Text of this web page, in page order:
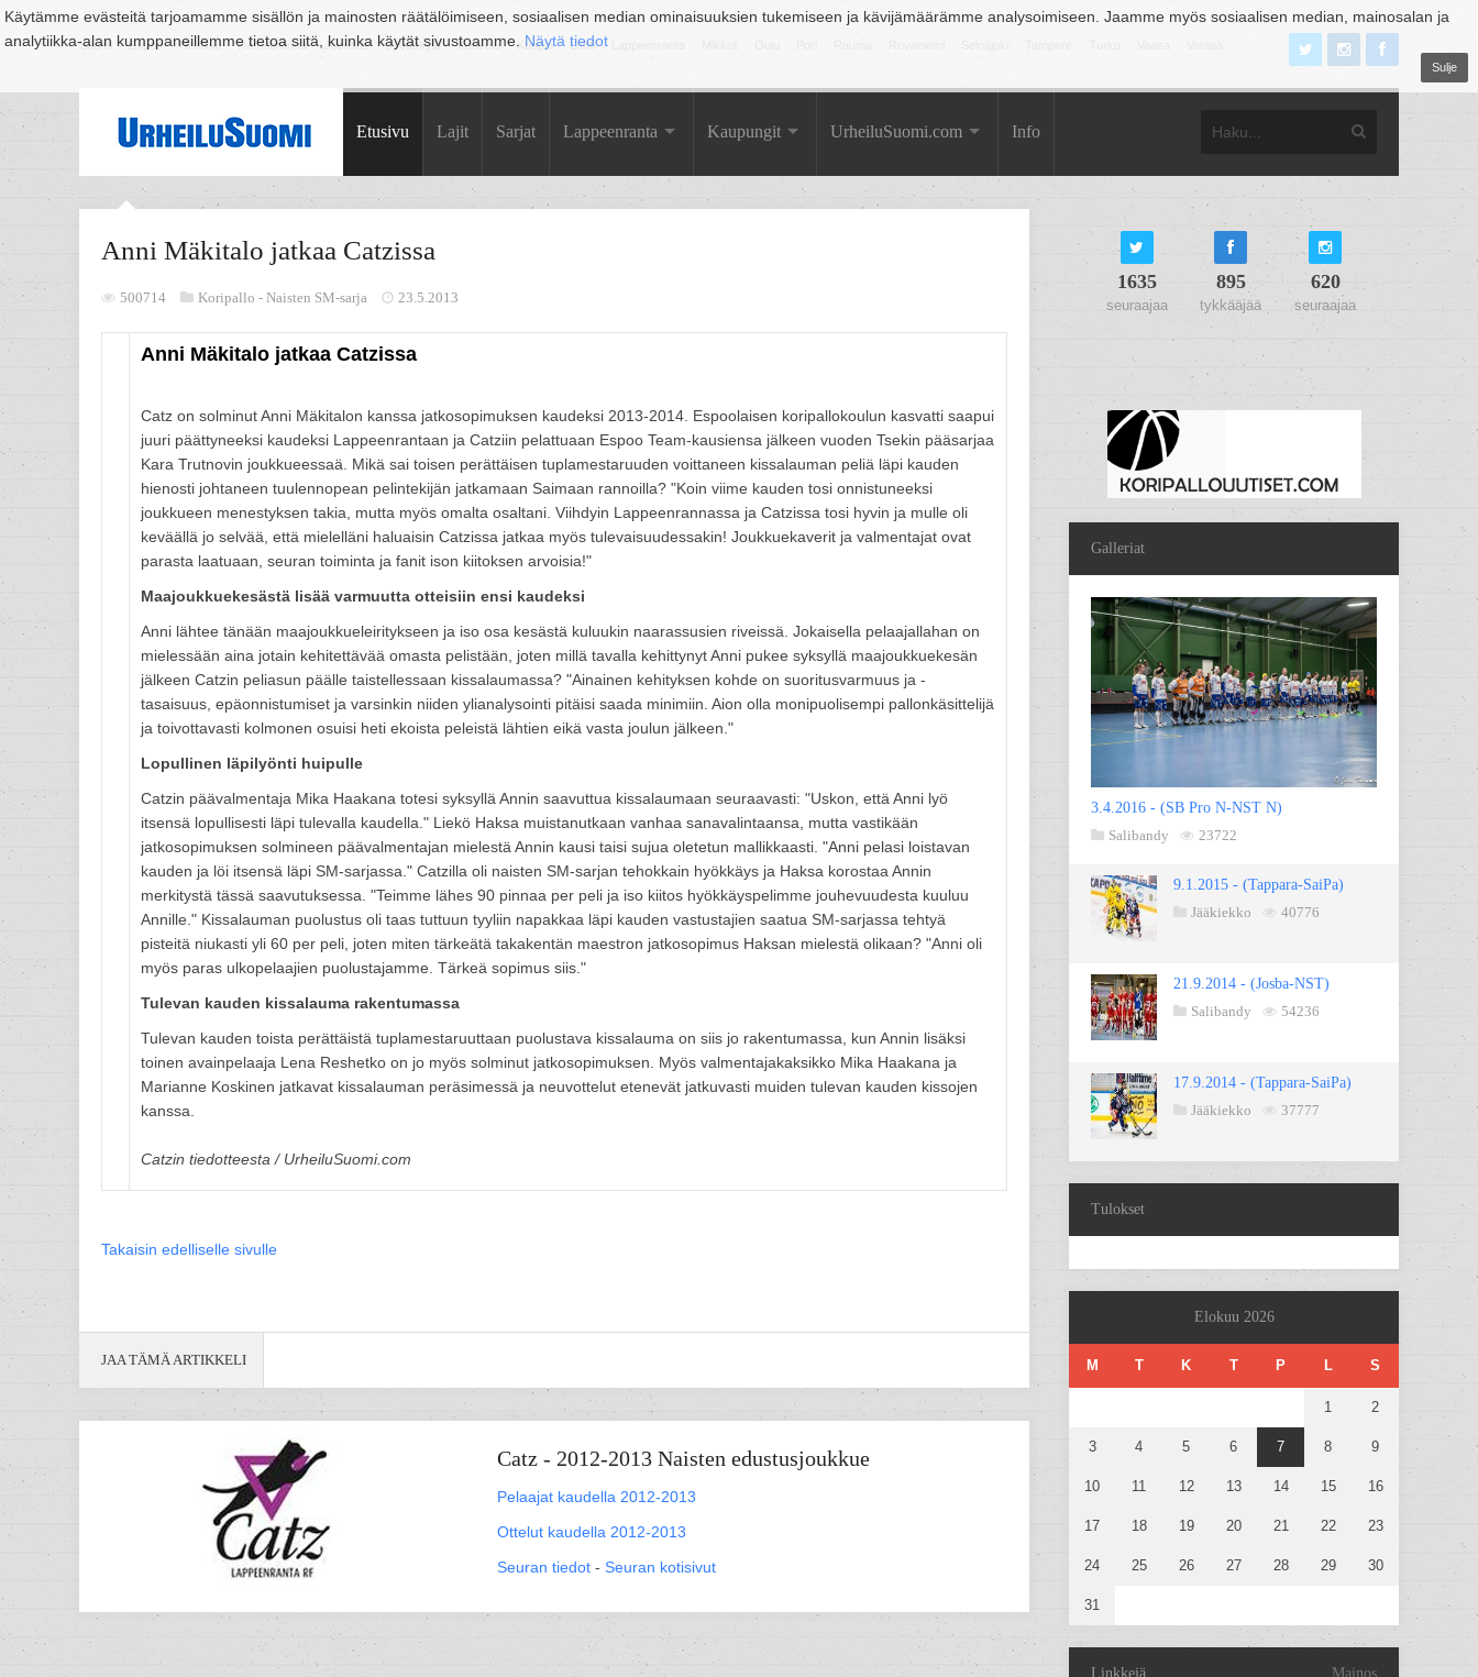
Käytämme evästeitä tarjoamamme sisällön ja mainosten räätälöimiseen, sosiaalisen median ominaisuuksien tukemiseen ja kävijämäärämme analysoimiseen. Jaamme myös sosiaalisen median, mainosalan ja
analytiikka-alan kumppaneillemme tietoa siitä, kuinka käytät sivustoamme. Näytä tiedot
Sulje
Suomi Espoo Helsinki Hämeenlinna Joensuu Jyväskylä Kouvola Kuopio Lahti
Etusivu Lajit Sarjat Lappeenranta Kaupungit UrheiluSuomi.com Info
Anni Mäkitalo jatkaa Catzissa
500714 Koripallo - Naisten SM-sarja 23.5.2013
Anni Mäkitalo jatkaa Catzissa
Catz on solminut Anni Mäkitalon kanssa jatkosopimuksen kaudeksi 2013-2014. Espoolaisen koripallokoulun kasvatti saapui
juuri päättyneeksi kaudeksi Lappeenrantaan ja Catziin pelattuaan Espoo Team-kausiensa jälkeen vuoden Tsekin pääsarjaa
Kara Trutnovin joukkueessaä. Mikä sai toisen perättäisen tuplamestaruuden voittaneen kissalauman peliä läpi kauden
hienosti johtaneen tuulennopean pelintekijän jatkamaan Saimaan rannoilla? "Koin viime kauden tosi onnistuneeksi
joukkueen menestyksen takia, mutta myös omalta osaltani. Viihdyin Lappeenrannassa ja Catzissa tosi hyvin ja mulle oli
keväällä jo selvää, että mielelläni haluaisin Catzissa jatkaa myös tulevaisuudessakin! Joukkuekaverit ja valmentajat ovat
parasta laatuaan, seuran toiminta ja fanit ison kiitoksen arvoisia!"
Maajoukkuekesästä lisää varmuutta otteisiin ensi kaudeksi
Anni lähtee tänään maajoukkueleiritykseen ja iso osa kesästä kuluukin naarassusien riveissä. Jokaisella pelaajallahan on
mielessään aina jotain kehitettävää omasta pelistään, joten millä tavalla kehittynyt Anni pukee syksyllä maajoukkuekesän
jälkeen Catzin peliasun päälle taistellessaan kissalaumassa? "Ainainen kehityksen kohde on suoritusvarmuus ja -
tasaisuus, epäonnistumiset ja varsinkin niiden ylianalysointi pitäisi saada minimiin. Aion olla monipuolisempi pallonkäsittelijä
ja toivottavasti kolmonen osuisi heti ekoista peleistä lähtien eikä vasta joulun jälkeen."
Lopullinen läpilyönti huipulle
Catzin päävalmentaja Mika Haakana totesi syksyllä Annin saavuttua kissalaumaan seuraavasti: "Uskon, että Anni lyö
itsensä lopullisesti läpi tulevalla kaudella." Liekö Haksa muistanutkaan vanhaa sanavalintaansa, mutta vastikään
jatkosopimuksen solmineen päävalmentajan mielestä Annin kausi taisi sujua oletetun mallikkaasti. "Anni pelasi loistavan
kauden ja löi itsensä läpi SM-sarjassa." Catzilla oli naisten SM-sarjan tehokkain hyökkäys ja Haksa korostaa Annin
merkitystä tässä saavutuksessa. "Teimme lähes 90 pinnaa per peli ja iso kiitos hyökkäyspelimme jouhevuudesta kuuluu
Annille." Kissalauman puolustus oli taas tuttuun tyyliin napakkaa läpi kauden vastustajien saatua SM-sarjassa tehtyä
pisteitä niukasti yli 60 per peli, joten miten tärkeätä takakentän maestron jatkosopimus Haksan mielestä olikaan? "Anni oli
myös paras ulkopelaajien puolustajamme. Tärkeä sopimus siis."
Tulevan kauden kissalauma rakentumassa
Tulevan kauden toista perättäistä tuplamestaruuttaan puolustava kissalauma on siis jo rakentumassa, kun Annin lisäksi
toinen avainpelaaja Lena Reshetko on jo myös solminut jatkosopimuksen. Myös valmentajakaksikko Mika Haakana ja
Marianne Koskinen jatkavat kissalauman peräsimessä ja neuvottelut etenevät jatkuvasti muiden tulevan kauden kissojen
kanssa.
Catzin tiedotteesta / UrheiluSuomi.com
Takaisin edelliselle sivulle
JAA TÄMÄ ARTIKKELI
Catz - 2012-2013 Naisten edustusjoukkue
Pelaajat kaudella 2012-2013
Ottelut kaudella 2012-2013
Seuran tiedot - Seuran kotisivut
1635
seuraajaa
895
tykkääjää
620
seuraajaa
Galleriat
3.4.2016 - (SB Pro N-NST N)
Salibandy
23722
9.1.2015 - (Tappara-SaiPa)
Jääkiekko
40776
21.9.2014 - (Josba-NST)
Salibandy
54236
17.9.2014 - (Tappara-SaiPa)
Jääkiekko
37777
Tulokset
Elokuu 2026
M T K T P L S
1 2
3 4 5 6 7 8 9
10 11 12 13 14 15 16
17 18 19 20 21 22 23
24 25 26 27 28 29 30
31
Linkkejä Mainos